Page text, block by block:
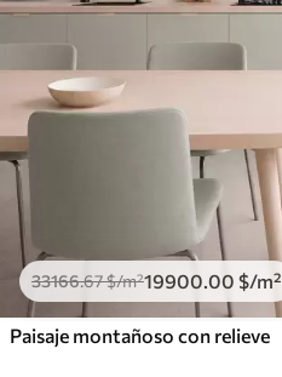
33166.67$/m²19900.00 $/m²
Paisaje montañoso con relieve